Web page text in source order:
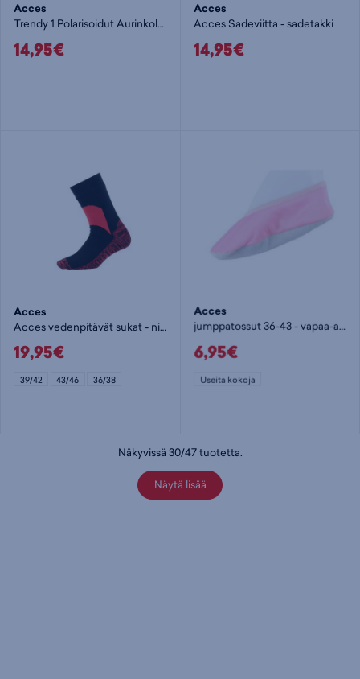
Acces
Trendy 1 Polarisoidut Aurinkolasit
14,95€
Acces
Acces Sadeviitta - sadetakki
14,95€
Acces
Acces vedenpitävät sukat - nilkkasukat
19,95€
39/42 43/46 36/38
Acces
jumppatossut 36-43 - vapaa-ajan kenkä
6,95€
Useita kokoja
Näkyvissä 30/47tuotetta.
Näytä lisää